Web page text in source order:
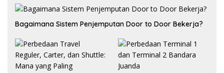
Bagaimana Sistem Penjemputan Door to Door Bekerja?